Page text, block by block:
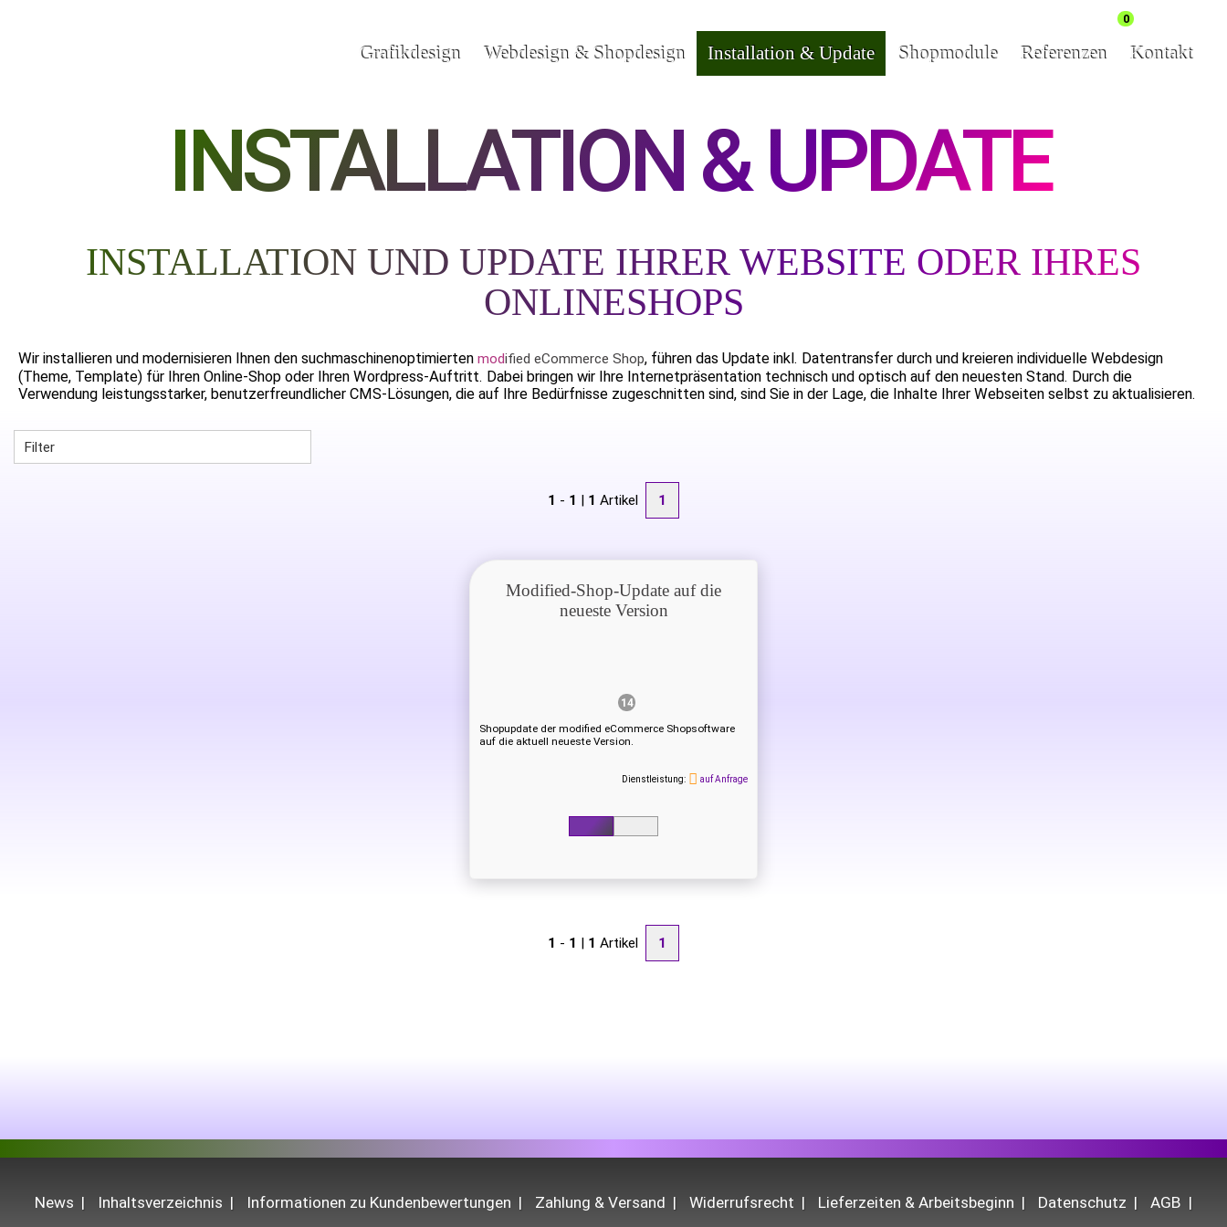
0
Grafikdesign Webdesign & Shopdesign Installation & Update Shopmodule Referenzen Kontakt
INSTALLATION & UPDATE
INSTALLATION UND UPDATE IHRER WEBSITE ODER IHRES
ONLINESHOPS
Wir installieren und modernisieren Ihnen den suchmaschinenoptimierten modified eCommerce Shop, führen das Update inkl. Datentransfer durch und kreieren individuelle Webdesign
(Theme, Template) für Ihren Online-Shop oder Ihren Wordpress-Auftritt. Dabei bringen wir Ihre Internetpräsentation technisch und optisch auf den neuesten Stand. Durch die
Verwendung leistungsstarker, benutzerfreundlicher CMS-Lösungen, die auf Ihre Bedürfnisse zugeschnitten sind, sind Sie in der Lage, die Inhalte Ihrer Webseiten selbst zu aktualisieren.
Filter
1 - 1 | 1 Artikel 1
Modified-Shop-Update auf die
neueste Version
14
Shopupdate der modified eCommerce Shopsoftware
auf die aktuell neueste Version.
Dienstleistung: auf Anfrage
1 - 1 | 1 Artikel 1
News Inhaltsverzeichnis Informationen zu Kundenbewertungen Zahlung & Versand Widerrufsrecht Lieferzeiten & Arbeitsbeginn Datenschutz AGB